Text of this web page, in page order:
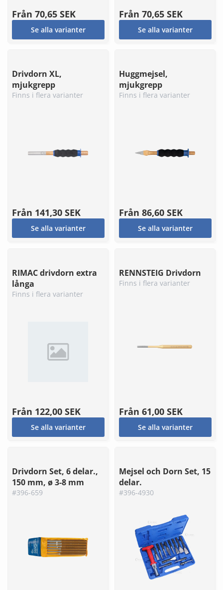
Från 70,65 SEK
Se alla varianter
Från 70,65 SEK
Se alla varianter
Drivdorn XL,
mjukgrepp
Finns i flera varianter
Från 141,30 SEK
Se alla varianter
Huggmejsel,
mjukgrepp
Finns i flera varianter
Från 86,60 SEK
Se alla varianter
RIMAC drivdorn extra
långa
Finns i flera varianter
Från 122,00 SEK
Se alla varianter
RENNSTEIG Drivdorn
Finns i flera varianter
Från 61,00 SEK
Se alla varianter
Drivdorn Set, 6 delar.,
150 mm, ø 3-8 mm
#396-659
Mejsel och Dorn Set, 15
delar.
#396-4930